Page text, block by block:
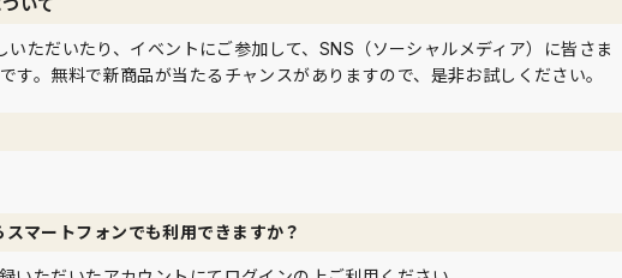
いて
ただいたり、イベントにご参加して、SNS（ソーシャルメディア）に皆さま
す。無料で新商品が当たるチャンスがありますので、是非お試しください。
マートフォンでも利用できますか？